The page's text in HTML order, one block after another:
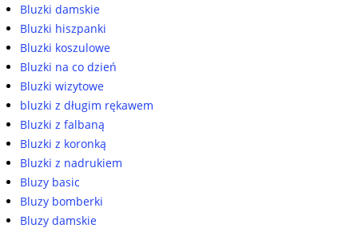
Bluzki damskie
Bluzki hiszpanki
Bluzki koszulowe
Bluzki na co dzień
Bluzki wizytowe
bluzki z długim rękawem
Bluzki z falbaną
Bluzki z koronką
Bluzki z nadrukiem
Bluzy basic
Bluzy bomberki
Bluzy damskie